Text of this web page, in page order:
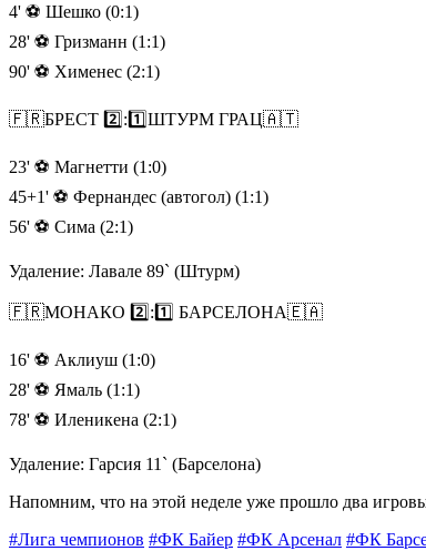
4' ⚽️ Шешко (0:1)
28' ⚽️ Гризманн (1:1)
90' ⚽️ Хименес (2:1)
🇫🇷БРЕСТ 2️⃣:1️⃣ШТУРМ ГРАЦ🇦🇹
23' ⚽️ Магнетти (1:0)
45+1' ⚽️ Фернандес (автогол) (1:1)
56' ⚽️ Сима (2:1)
Удаление: Лавале 89` (Штурм)
🇫🇷МОНАКО 2️⃣:1️⃣ БАРСЕЛОНА🇪🇦
16' ⚽️ Аклиуш (1:0)
28' ⚽️ Ямаль (1:1)
78' ⚽️ Иленикена (2:1)
Удаление: Гарсия 11` (Барселона)
Напомним, что на этой неделе уже прошло два
#Лига чемпионов #ФК Байер #ФК Арсенал #ФК